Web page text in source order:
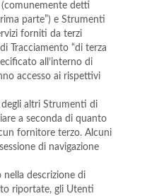
detti
parte”) e Strumenti
forniti da terzi
Tracciamento “di terza
all’interno di
accesso ai rispettivi
degli altri Strumenti di
a seconda di quanto
fornitore terzo. Alcuni
di navigazione
nella descrizione di
riportate, gli Utenti